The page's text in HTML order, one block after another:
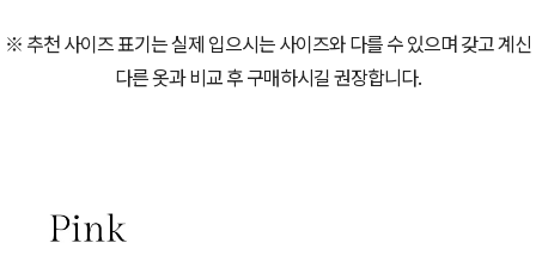
※ 추천 사이즈 표기는 실제 입으시는 사이즈와 다를 수 있으며 갖고 계신
다른 옷과 비교 후 구매하시길 권장합니다.